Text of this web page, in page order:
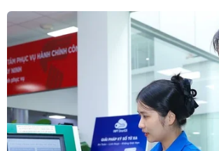
Giá dầu thô biến động nhẹ khi triển
vọng đàm phán Trung Đông vẫn khó
đoán
06/08/2026 00:26
Giá vàng thế giới tăng mạnh nhất kể
từ tháng Hai